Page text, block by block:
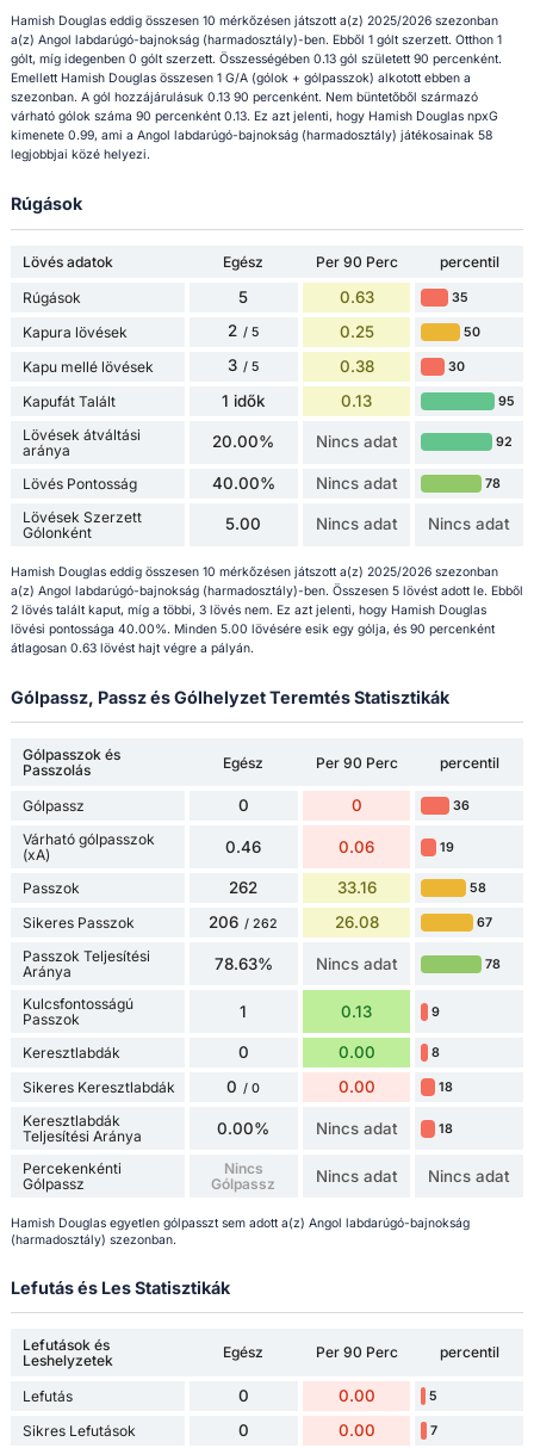
Hamish Douglas eddig összesen 10 mérkőzésen játszott a(z) 2025/2026 szezonban
a(z) Angol labdarúgó-bajnokság (harmadosztály)-ben. Ebből 1 gólt szerzett. Otthon 1
gólt, míg idegenben 0 gólt szerzett. Összességében 0.13 gól született 90 percenként.
Emellett Hamish Douglas összesen 1 G/A (gólok + gólpasszok) alkotott ebben a
szezonban. A gól hozzájárulásuk 0.13 90 percenként. Nem büntetőből származó
várható gólok száma 90 percenként 0.13. Ez azt jelenti, hogy Hamish Douglas npxG
kimenete 0.99, ami a Angol labdarúgó-bajnokság (harmadosztály) játékosainak 58
legjobbjai közé helyezi.
Rúgások
Lövés adatok Egész Per 90 Perc
percentil
Rúgások
5 0.63 35
Kapura lövések 2 / 5 0.25 50
Kapu mellé lövések 3 / 5 0.38 30
Kapufát Talált 1 idők 0.13 95
Lövések átváltási
aránya
20.00% Nincs adat 92
Lövés Pontosság 40.00% Nincs adat 78
Lövések Szerzett
Gólonként
5.00 Nincs adat Nincs adat
Hamish Douglas eddig összesen 10 mérkőzésen játszott a(z) 2025/2026 szezonban
a(z) Angol labdarúgó-bajnokság (harmadosztály)-ben. Összesen 5 lövést adott le. Ebből
2 lövés talált kaput, míg a többi, 3 lövés nem. Ez azt jelenti, hogy Hamish Douglas
lövési pontossága 40.00%. Minden 5.00 lövésére esik egy gólja, és 90 percenként
átlagosan 0.63 lövést hajt végre a pályán.
Gólpassz, Passz és Gólhelyzet Teremtés Statisztikák
Gólpasszok és
Passzolás
Egész Per 90 Perc percentil
Gólpassz 0 0 36
Várható gólpasszok
(xA)
0.46 0.06 19
Passzok 262 33.16 58
Sikeres Passzok 206 / 262 26.08 67
Passzok Teljesítési
Aránya
78.63% Nincs adat 78
Kulcsfontosságú
Passzok
1 0.13 9
Keresztlabdák 0 0.00 8
Sikeres Keresztlabdák 0 / 0 0.00 18
Keresztlabdák
Teljesítési Aránya
0.00% Nincs adat 18
Percekenkénti
Gólpassz
Nincs
Gólpassz
Nincs adat Nincs adat
Hamish Douglas egyetlen gólpasszt sem adott a(z) Angol labdarúgó-bajnokság
(harmadosztály) szezonban.
Lefutás és Les Statisztikák
Lefutások és
Leshelyzetek
Egész Per 90 Perc percentil
Lefutás 0 0.00 5
Sikres Lefutások 0 0.00 7